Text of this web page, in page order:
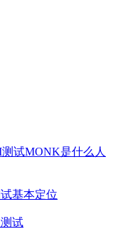
试MONK是什么人
基本定位
试